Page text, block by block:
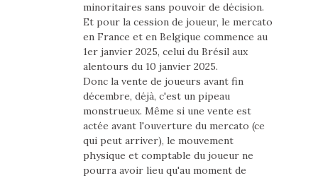
minoritaires sans pouvoir de décision.
Et pour la cession de joueur, le mercato
en France et en Belgique commence au
1er janvier 2025, celui du Brésil aux
alentours du 10 janvier 2025.
Donc la vente de joueurs avant fin
décembre, déjà, c'est un pipeau
monstrueux. Même si une vente est
actée avant l'ouverture du mercato (ce
qui peut arriver), le mouvement
physique et comptable du joueur ne
pourra avoir lieu qu'au moment de